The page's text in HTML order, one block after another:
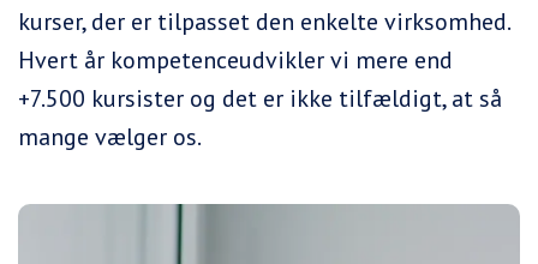
kurser, der er tilpasset den enkelte virksomhed.
Hvert år kompetenceudvikler vi mere end
+7.500 kursister og det er ikke tilfældigt, at så
mange vælger os.